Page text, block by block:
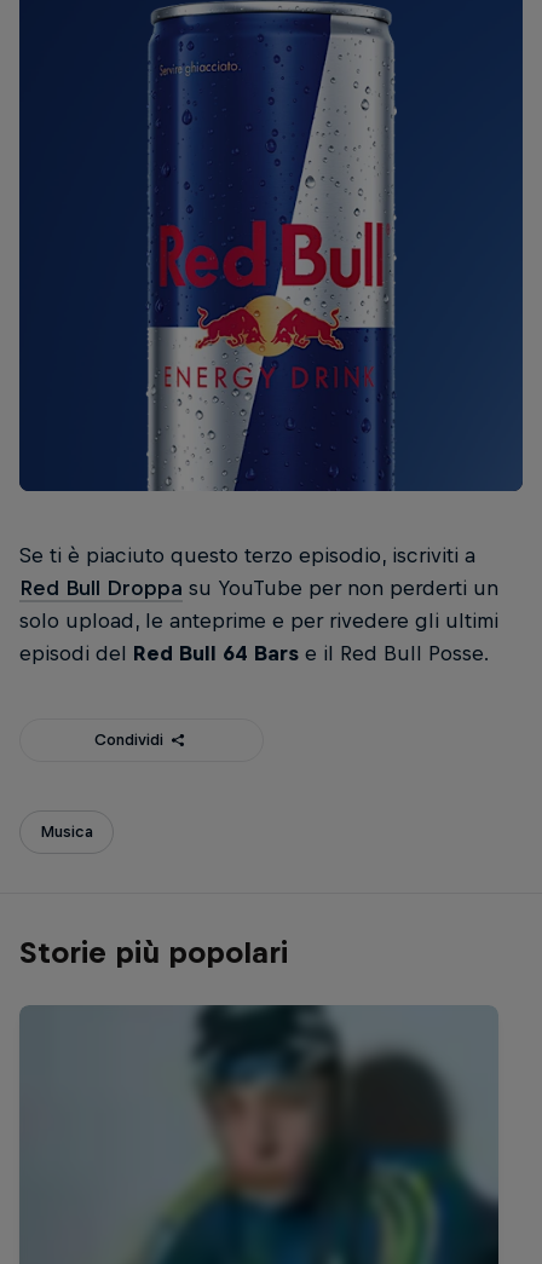
Se ti è piaciuto questo terzo episodio, iscriviti a
Red Bull Droppa su YouTube per non perderti un
solo upload, le anteprime e per rivedere gli ultimi
episodi del Red Bull 64 Bars e il Red Bull Posse.
Condividi
Musica
Storie più popolari